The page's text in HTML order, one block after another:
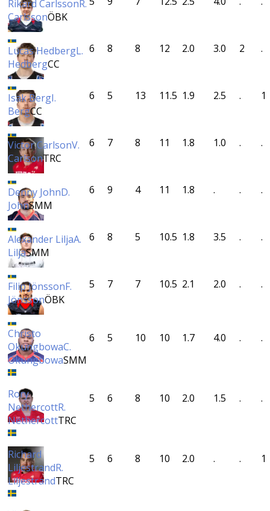
Rikard CarlssonR.
CarlssonÖBK
Lucas HedbergL.
HedbergCC
6 8 8 12 2.0 3.0 2 .
Isak BergI.
BergCC
6 5 13 11.5 1.9 2.5 . 1
Victor CarlsonV.
CarlsonTRC
6 7 8 11 1.8 1.0 . .
Denny JohnD.
JohnSMM
6 9 4 11 1.8 . . .
Alexander LiljaA.
LiljaSMM
6 8 5 10.5 1.8 3.5 . .
Filip JönssonF.
JönssonÖBK
5 7 7 10.5 2.1 2.0 . .
Christo
OkungbowaC.
OkungbowaSMM
6 5 10 10 1.7 4.0 . .
Rory
NethercottR.
NethercottTRC
5 6 8 10 2.0 1.5 . .
Richard
LiljestrandR.
LiljestrandTRC
5 6 8 10 2.0 . . 1